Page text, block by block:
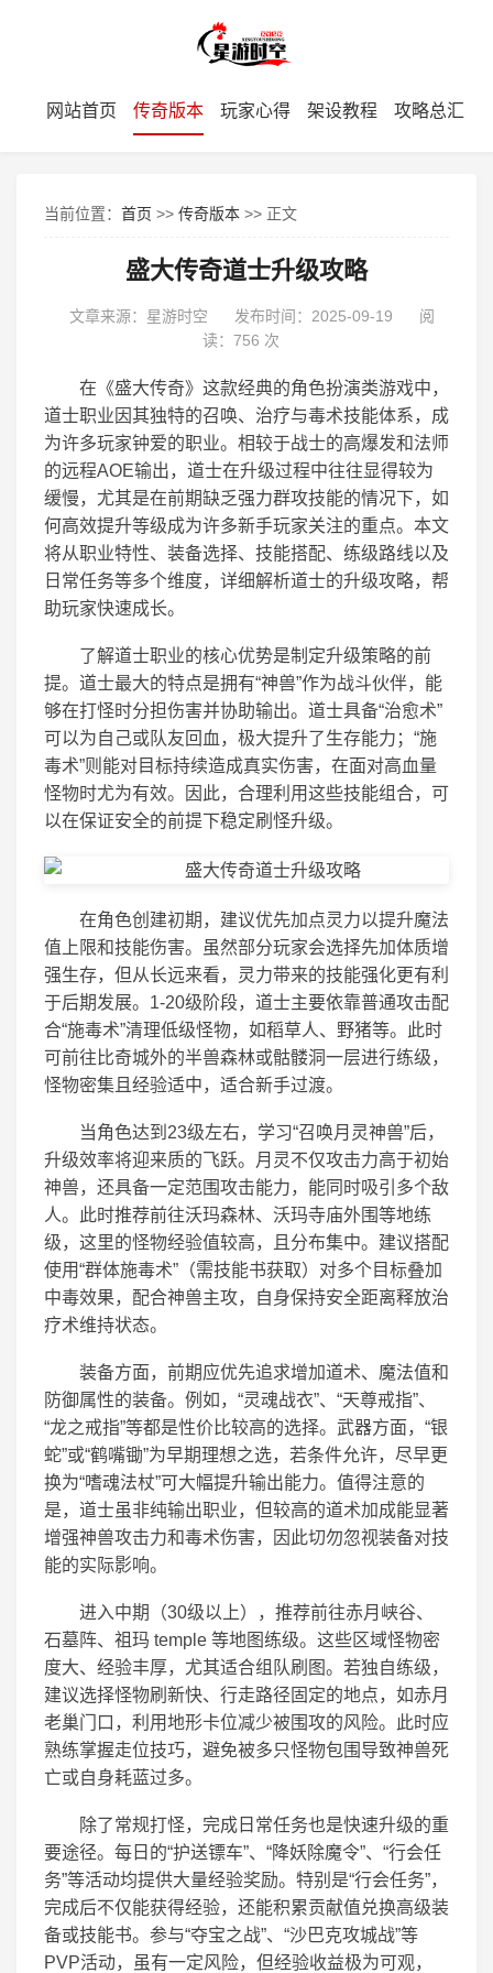
网站首页 传奇版本 玩家心得 架设教程 攻略总汇
当前位置： 首页 >> 传奇版本 >> 正文
盛大传奇道士升级攻略
文章来源：星游时空 发布时间：2025-09-19
阅
读： 756 次
在《盛大传奇》这款经典的角色扮演类游戏中，
道士职业因其独特的召唤、治疗与毒术技能体系，成
为许多玩家钟爱的职业。相较于战士的高爆发和法师
的远程AOE输出，道士在升级过程中往往显得较为
缓慢，尤其是在前期缺乏强力群攻技能的情况下，如
何高效提升等级成为许多新手玩家关注的重点。本文
将从职业特性、装备选择、技能搭配、练级路线以及
日常任务等多个维度，详细解析道士的升级攻略，帮
助玩家快速成长。
了解道士职业的核心优势是制定升级策略的前
提。道士最大的特点是拥有“神兽”作为战斗伙伴，能
够在打怪时分担伤害并协助输出。道士具备“治愈术”
可以为自己或队友回血，极大提升了生存能力；“施
毒术”则能对目标持续造成真实伤害，在面对高血量
怪物时尤为有效。因此，合理利用这些技能组合，可
以在保证安全的前提下稳定刷怪升级。
在角色创建初期，建议优先加点灵力以提升魔法
值上限和技能伤害。虽然部分玩家会选择先加体质增
强生存，但从长远来看，灵力带来的技能强化更有利
于后期发展。1-20级阶段，道士主要依靠普通攻击配
合“施毒术”清理低级怪物，如稻草人、野猪等。此时
可前往比奇城外的半兽森林或骷髅洞一层进行练级，
怪物密集且经验适中，适合新手过渡。
当角色达到23级左右，学习“召唤月灵神兽”后，
升级效率将迎来质的飞跃。月灵不仅攻击力高于初始
神兽，还具备一定范围攻击能力，能同时吸引多个敌
人。此时推荐前往沃玛森林、沃玛寺庙外围等地练
级，这里的怪物经验值较高，且分布集中。建议搭配
使用“群体施毒术”（需技能书获取）对多个目标叠加
中毒效果，配合神兽主攻，自身保持安全距离释放治
疗术维持状态。
装备方面，前期应优先追求增加道术、魔法值和
防御属性的装备。例如，“灵魂战衣”、“天尊戒指”、
“龙之戒指”等都是性价比较高的选择。武器方面，“银
蛇”或“鹤嘴锄”为早期理想之选，若条件允许，尽早更
换为“嗜魂法杖”可大幅提升输出能力。值得注意的
是，道士虽非纯输出职业，但较高的道术加成能显著
增强神兽攻击力和毒术伤害，因此切勿忽视装备对技
能的实际影响。
进入中期（30级以上），推荐前往赤月峡谷、
石墓阵、祖玛 temple 等地图练级。这些区域怪物密
度大、经验丰厚，尤其适合组队刷图。若独自练级，
建议选择怪物刷新快、行走路径固定的地点，如赤月
老巢门口，利用地形卡位减少被围攻的风险。此时应
熟练掌握走位技巧，避免被多只怪物包围导致神兽死
亡或自身耗蓝过多。
除了常规打怪，完成日常任务也是快速升级的重
要途径。每日的“护送镖车”、“降妖除魔令”、“行会任
务”等活动均提供大量经验奖励。特别是“行会任务”，
完成后不仅能获得经验，还能积累贡献值兑换高级装
备或技能书。参与“夺宝之战”、“沙巴克攻城战”等
PVP活动，虽有一定风险，但经验收益极为可观，